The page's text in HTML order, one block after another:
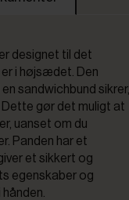
designet til det
i højsædet. Den
sandwichbund sikrer,
gør det muligt at
uanset om du
Panden har et
et sikkert og
egenskaber og